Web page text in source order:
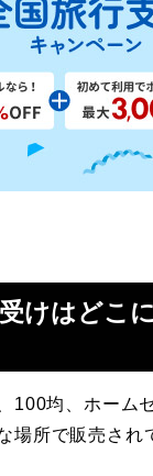
けはどこ
100均、ホーム
場所で販売され